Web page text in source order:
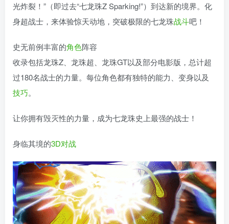
光炸裂！”（即过去“七龙珠Z Sparking!”）到达新的境界。化
身超战士，来体验惊天动地，突破极限的七龙珠战斗吧！
史无前例丰富的角色阵容
收录包括龙珠Z、龙珠超、龙珠GT以及部分电影版，总计超
过180名战士的力量。每位角色都有独特的能力、变身以及
技巧。
让你拥有毁灭性的力量，成为七龙珠史上最强的战士！
身临其境的3D对战